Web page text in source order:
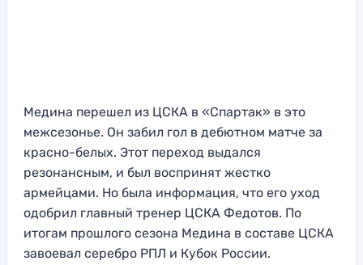
Медина перешел из ЦСКА в «Спартак» в это
межсезонье. Он забил гол в дебютном матче за
красно-белых. Этот переход выдался
резонансным, и был воспринят жестко
армейцами. Но была информация, что его уход
одобрил главный тренер ЦСКА Федотов. По
итогам прошлого сезона Медина в составе ЦСКА
завоевал серебро РПЛ и Кубок России.